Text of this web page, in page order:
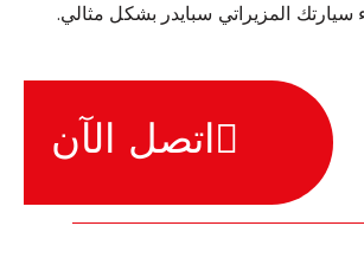
سيارتك المزيراتي سبايدر بشكل مثالي.
اتصل الآن